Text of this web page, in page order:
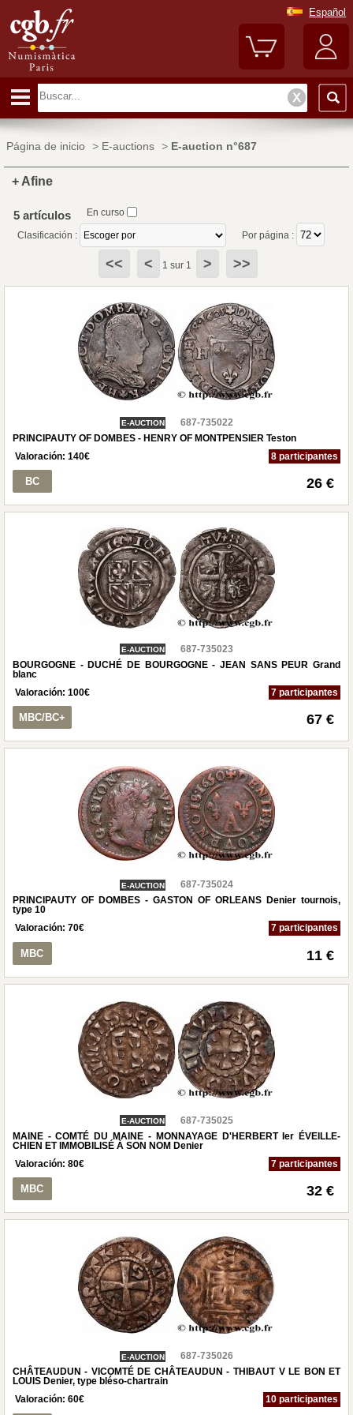
Español
Página de inicio > E-auctions > E-auction n°687
+ Afine
5 artículos En curso
Clasificación : Por página :
<< < 1 sur 1 > >>
E-AUCTION
687-735022
PRINCIPAUTY OF DOMBES - HENRY OF MONTPENSIER Teston
Valoración: 140€ 8 participantes
BC 26 €
E-AUCTION
687-735023
BOURGOGNE - DUCHÉ DE BOURGOGNE - JEAN SANS PEUR Grand
blanc
Valoración: 100€ 7 participantes
MBC/BC+ 67 €
E-AUCTION
687-735024
PRINCIPAUTY OF DOMBES - GASTON OF ORLEANS Denier tournois,
type 10
Valoración: 70€ 7 participantes
MBC 11 €
E-AUCTION
687-735025
MAINE - COMTÉ DU MAINE - MONNAYAGE D'HERBERT Ier ÉVEILLE-
CHIEN ET IMMOBILISÉ À SON NOM Denier
Valoración: 80€ 7 participantes
MBC 32 €
E-AUCTION
687-735026
CHÂTEAUDUN - VICOMTÉ DE CHÂTEAUDUN - THIBAUT V LE BON ET
LOUIS Denier, type bléso-chartrain
Valoración: 60€ 10 participantes